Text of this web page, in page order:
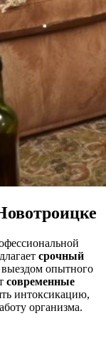
срочный
опытного
современные
интоксикацию,
организма.